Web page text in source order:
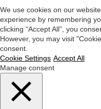
We use cookies on our
experience by remembering
clicking “Accept All”, you
However, you may visit
consent.
Cookie Settings Accept All
Manage consent